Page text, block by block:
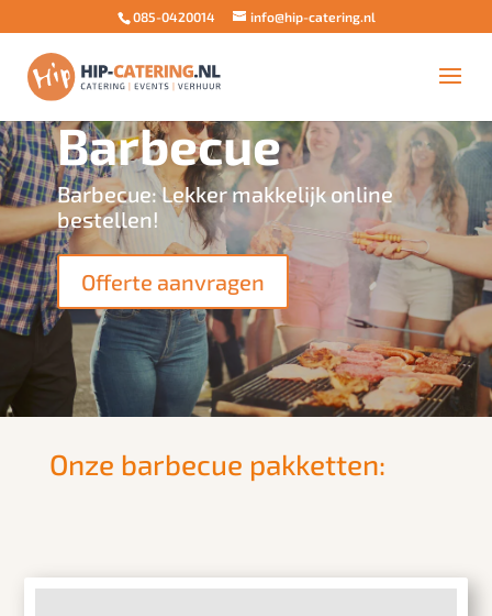
085-0420014 info@hip-catering.nl
Barbecue
Barbecue: Lekker makkelijk online
bestellen!
Offerte aanvragen
Onze barbecue pakketten: